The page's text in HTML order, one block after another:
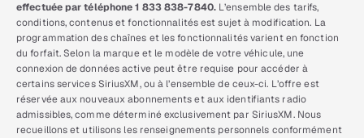
effectuée par téléphone 1 833 838-7840.L’ensemble des tarifs,
conditions, contenus et fonctionnalités est sujet à modification. La
programmation des chaînes et les fonctionnalités varient en fonction
du forfait. Selon la marque et le modèle de votre véhicule, une
connexion de données active peut être requise pour accéder à
certains services SiriusXM, ou à l’ensemble de ceux-ci. L’offre est
réservée aux nouveaux abonnements et aux identifiants radio
admissibles, comme déterminé exclusivement par SiriusXM. Nous
recueillons et utilisons les renseignements personnels conformément